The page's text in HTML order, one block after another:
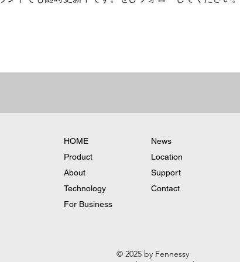
© 2025 by Fennessy
HOME
Product
About
Technology
For Business
News
Location
Support
Contact